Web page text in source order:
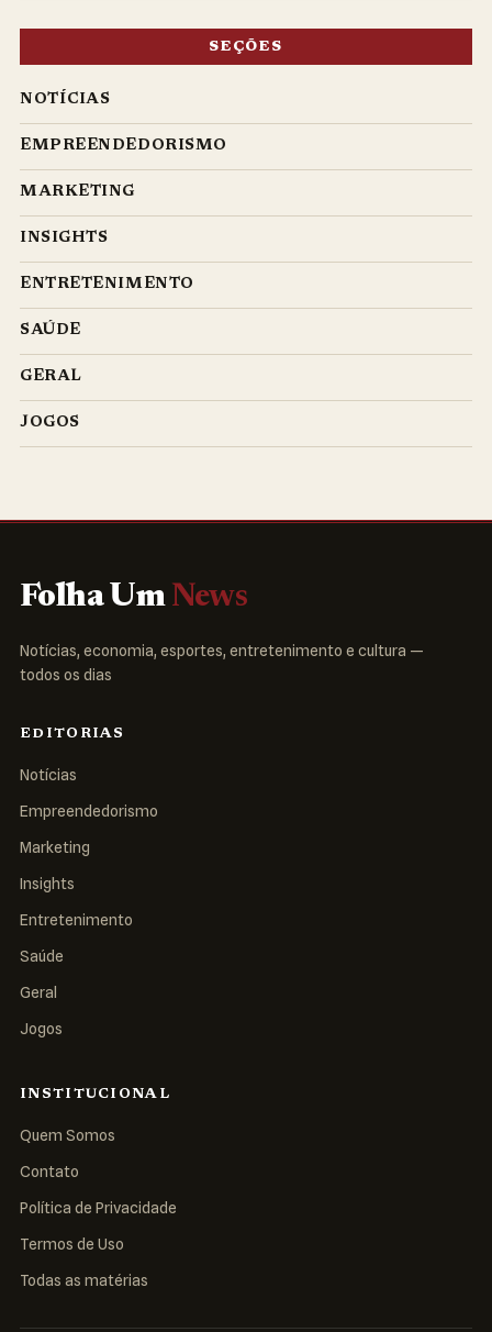
SEÇÕES
NOTÍCIAS
EMPREENDEDORISMO
MARKETING
INSIGHTS
ENTRETENIMENTO
SAÚDE
GERAL
JOGOS
Folha Um News
Notícias, economia, esportes, entretenimento e cultura —
todos os dias
EDITORIAS
Notícias
Empreendedorismo
Marketing
Insights
Entretenimento
Saúde
Geral
Jogos
INSTITUCIONAL
Quem Somos
Contato
Política de Privacidade
Termos de Uso
Todas as matérias